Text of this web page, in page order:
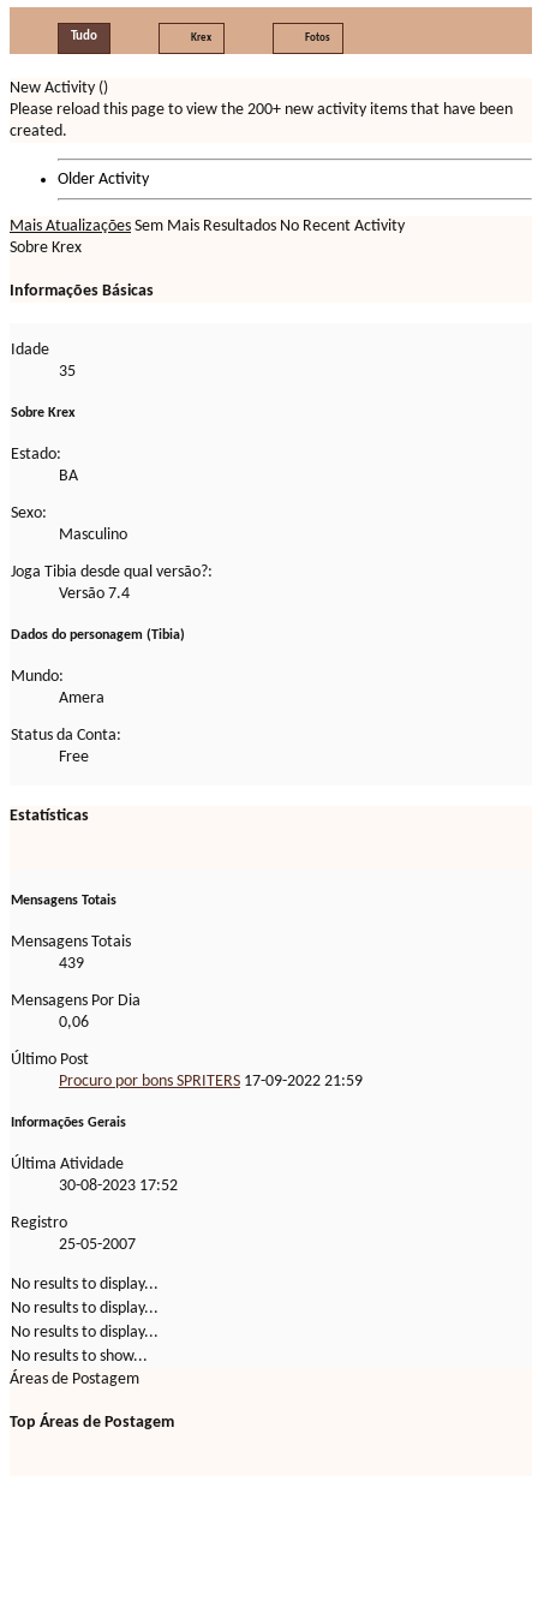
Tudo Krex Fotos
New Activity ()
Please reload this page to view the 200+ new activity items that have been
created.
Older Activity
Mais Atualizações Sem Mais Resultados No Recent Activity
Sobre Krex
Informações Básicas
Idade
35
Sobre Krex
Estado:
BA
Sexo:
Masculino
Joga Tibia desde qual versão?:
Versão 7.4
Dados do personagem (Tibia)
Mundo:
Amera
Status da Conta:
Free
Estatísticas
Mensagens Totais
Mensagens Totais
439
Mensagens Por Dia
0,06
Último Post
Procuro por bons SPRITERS 17-09-2022 21:59
Informações Gerais
Última Atividade
30-08-2023 17:52
Registro
25-05-2007
No results to display...
No results to display...
No results to display...
No results to show...
Áreas de Postagem
Top Áreas de Postagem